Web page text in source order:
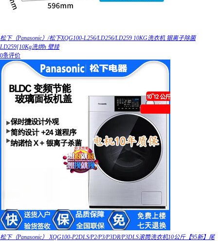
松下（Panasonic）/松下XQG100-L256/LD256/LD259 10KG洗衣机 银离子除菌
LD259[10Kg洗烘h 壁挂
0条评价
松下（Panasonic） XQG100-P2DLS/P2/P3/P3DR/P3DLS滚筒洗衣机10公斤【95新】尾